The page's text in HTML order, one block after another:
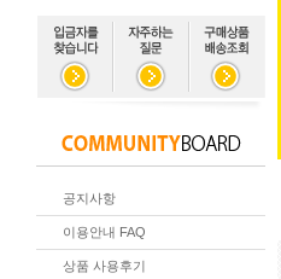
공지사항
이용안내 FAQ
상품 사용후기